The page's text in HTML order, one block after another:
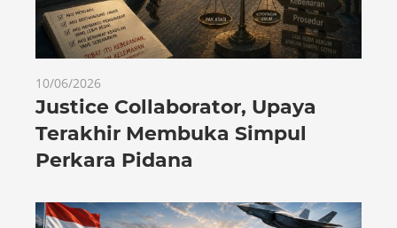
10/06/2026
Justice Collaborator, Upaya
Terakhir Membuka Simpul
Perkara Pidana